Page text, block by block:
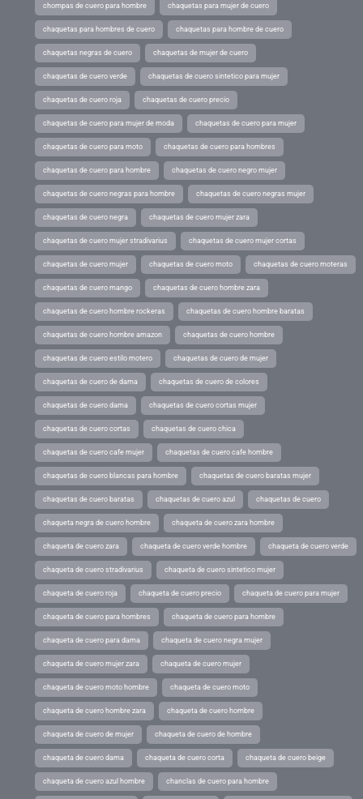
chompas de cuero para hombre chaquetas para mujer de cuero
chaquetas para hombres de cuero chaquetas para hombre de cuero
chaquetas negras de cuero chaquetas de mujer de cuero
chaquetas de cuero verde chaquetas de cuero sintetico para mujer
chaquetas de cuero roja chaquetas de cuero precio
chaquetas de cuero para mujer de moda chaquetas de cuero para mujer
chaquetas de cuero para moto chaquetas de cuero para hombres
chaquetas de cuero para hombre chaquetas de cuero negro mujer
chaquetas de cuero negras para hombre chaquetas de cuero negras mujer
chaquetas de cuero negra chaquetas de cuero mujer zara
chaquetas de cuero mujer stradivarius chaquetas de cuero mujer cortas
chaquetas de cuero mujer chaquetas de cuero moto chaquetas de cuero moteras
chaquetas de cuero mango chaquetas de cuero hombre zara
chaquetas de cuero hombre rockeras chaquetas de cuero hombre baratas
chaquetas de cuero hombre amazon chaquetas de cuero hombre
chaquetas de cuero estilo motero chaquetas de cuero de mujer
chaquetas de cuero de dama chaquetas de cuero de colores
chaquetas de cuero dama chaquetas de cuero cortas mujer
chaquetas de cuero cortas chaquetas de cuero chica
chaquetas de cuero cafe mujer chaquetas de cuero cafe hombre
chaquetas de cuero blancas para hombre chaquetas de cuero baratas mujer
chaquetas de cuero baratas chaquetas de cuero azul chaquetas de cuero
chaqueta negra de cuero hombre chaqueta de cuero zara hombre
chaqueta de cuero zara chaqueta de cuero verde hombre chaqueta de cuero verde
chaqueta de cuero stradivarius chaqueta de cuero sintetico mujer
chaqueta de cuero roja chaqueta de cuero precio chaqueta de cuero para mujer
chaqueta de cuero para hombres chaqueta de cuero para hombre
chaqueta de cuero para dama chaqueta de cuero negra mujer
chaqueta de cuero mujer zara chaqueta de cuero mujer
chaqueta de cuero moto hombre chaqueta de cuero moto
chaqueta de cuero hombre zara chaqueta de cuero hombre
chaqueta de cuero de mujer chaqueta de cuero de hombre
chaqueta de cuero dama chaqueta de cuero corta chaqueta de cuero beige
chaqueta de cuero azul hombre chanclas de cuero para hombre